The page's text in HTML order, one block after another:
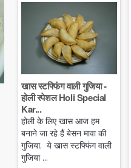
खास स्टफ्फिंग वाली गुजिया -
होली स्पेशल Holi Special
Kar...
होली के लिए खास आज हम
बनाने जा रहे हैं बेसन मावा की
गुजिया. ये खास स्टफ्फिंग वाली
गुजिया ...